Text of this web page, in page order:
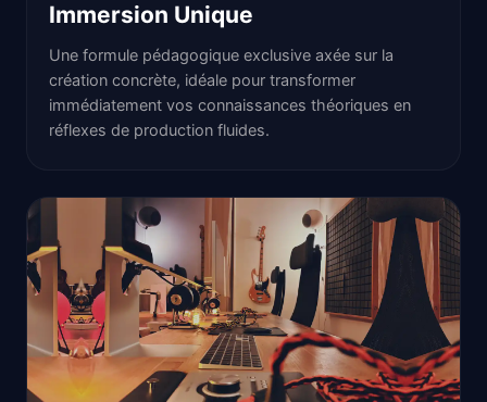
Immersion Unique
Une formule pédagogique exclusive axée sur la
création concrète, idéale pour transformer
immédiatement vos connaissances théoriques en
réflexes de production fluides.